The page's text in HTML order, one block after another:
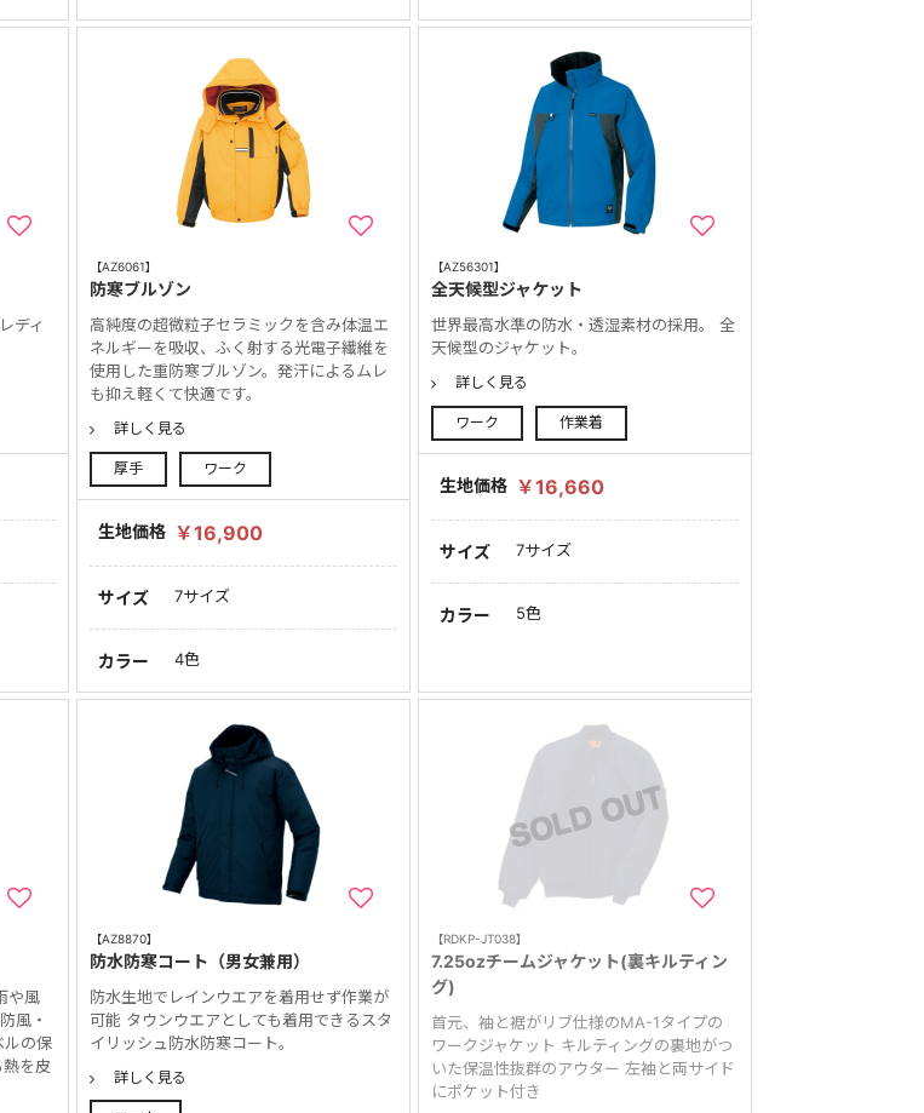
ディ
【AZ6061】
防寒ブルゾン
高純度の超微粒子セラミックを含み体温エ
ネルギーを吸収、ふく射する光電子繊維を
使用した重防寒ブルゾン。発汗によるムレ
も抑え軽くて快適です。
詳しく見る
厚手 ワーク
生地価格 ￥16,900
サイズ 7サイズ
カラー 4色
【AZ56301】
全天候型ジャケット
世界最高水準の防水・透湿素材の採用。 全
天候型のジャケット。
詳しく見る
ワーク 作業着
生地価格 ￥16,660
サイズ 7サイズ
カラー 5色
や風
風・
ルの保
を皮
【AZ8870】
防水防寒コート（男女兼用）
防水生地でレインウエアを着用せず作業が
可能 タウンウエアとしても着用できるスタ
イリッシュ防水防寒コート。
詳しく見る
【RDKP-JT038】
7.25ozチームジャケット(裏キルティン
グ)
首元、袖と裾がリブ仕様のMA-1タイプの
ワークジャケット キルティングの裏地がつ
いた保温性抜群のアウター 左袖と両サイド
にポケット付き